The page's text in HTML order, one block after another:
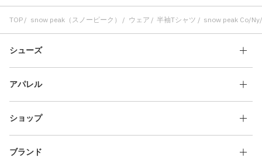
TOP snow peak（スノーピーク） ウェア 半袖Tシャツ snow peak Co/
シューズ
アパレル
ショップ
ブランド